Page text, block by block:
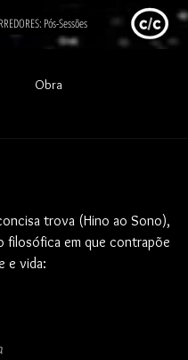
Pós-Sessões
Obra
trova (Hino ao Sono),
filosófica em que contrapõe
e vida: